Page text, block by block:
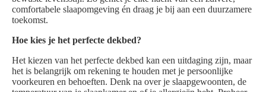
comfortabele slaapomgeving én draag je bij aan een duurzamere
toekomst.
Hoe kies je het perfecte dekbed?
Het kiezen van het perfecte dekbed kan een uitdaging zijn, maar
het is belangrijk om rekening te houden met je persoonlijke
voorkeuren en behoeften. Denk na over je slaapgewoonten, de